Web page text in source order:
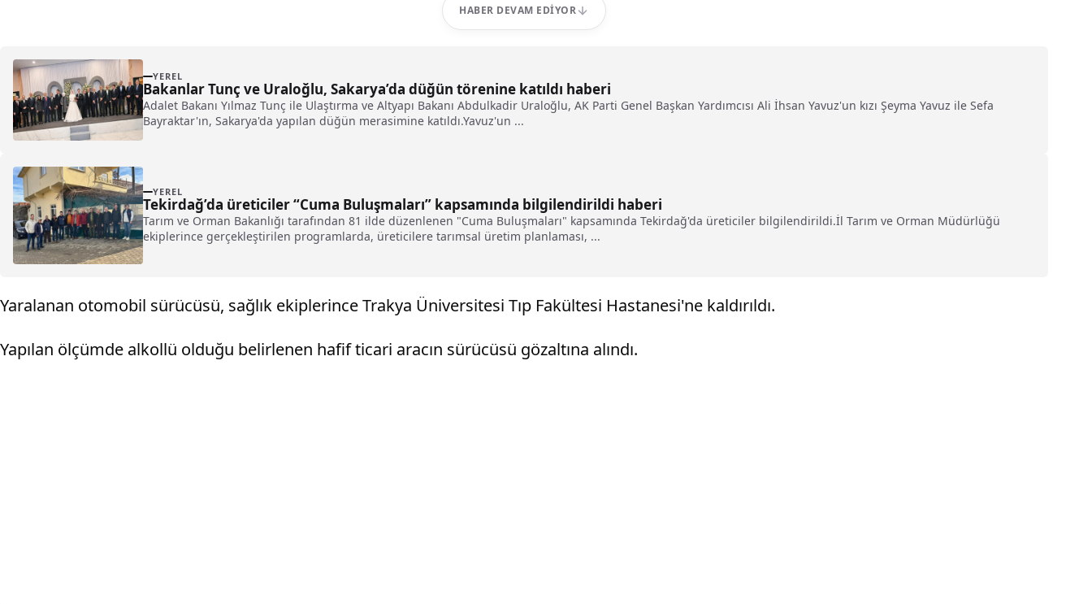
HABER DEVAM EDIYOR
YEREL
Bakanlar Tunç ve Uraloğlu, Sakarya’da düğün törenine katıldı haberi
Adalet Bakanı Yılmaz Tunç ile Ulaştırma ve Altyapı Bakanı Abdulkadir Uraloğlu, AK Parti Genel Başkan Yardımcısı Ali İhsan Yavuz'un kızı Şeyma Yavuz ile Sefa
Bayraktar'ın, Sakarya'da yapılan düğün merasimine katıldı.Yavuz'un ...
YEREL
Tekirdağ’da üreticiler “Cuma Buluşmaları” kapsamında bilgilendirildi haberi
Tarım ve Orman Bakanlığı tarafından 81 ilde düzenlenen "Cuma Buluşmaları" kapsamında Tekirdağ'da üreticiler bilgilendirildi.İl Tarım ve Orman Müdürlüğü
ekiplerince gerçekleştirilen programlarda, üreticilere tarımsal üretim planlaması, ...
Yaralanan otomobil sürücüsü, sağlık ekiplerince Trakya Üniversitesi Tıp Fakültesi Hastanesi'ne kaldırıldı.
Yapılan ölçümde alkollü olduğu belirlenen hafif ticari aracın sürücüsü gözaltına alındı.